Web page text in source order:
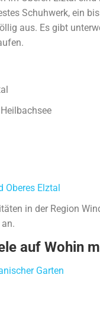
Schuhwerk, ein
aus. Es gibt
Oberes Elztal
in der Region
an.
auf Wohin
Garten